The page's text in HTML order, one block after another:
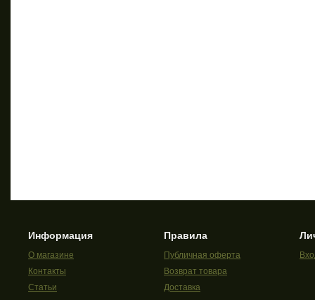
Информация
О магазине
Контакты
Статьи
Правила
Публичная оферта
Возврат товара
Доставка